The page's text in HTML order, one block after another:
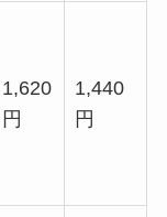
1,620
円
1,440
円